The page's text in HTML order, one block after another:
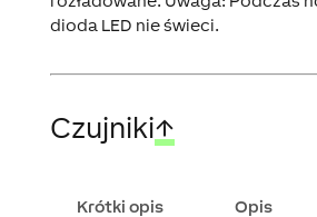
dioda LED nie świeci.
Czujniki↑
Krótki opis Opis